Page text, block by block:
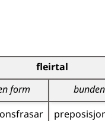
fleirtal
form